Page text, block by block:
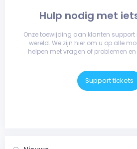
Hulp nodig met
Onze toewijding aan klanten support
wereld. We zijn hier om u op alle
helpen met vragen of problemen
Support tickets